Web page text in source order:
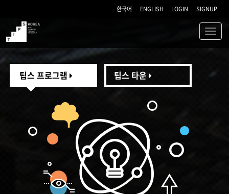
한국어 ENGLISH LOGIN SIGNUP
TIPS
팁스 프로그램 팁스 타운